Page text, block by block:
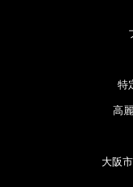
特
高
大阪